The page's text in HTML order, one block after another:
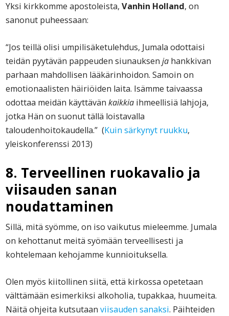
Yksi kirkkomme apostoleista,Vanhin Holland, on
sanonut puheessaan:
“Jos teillä olisi umpilisäketulehdus, Jumala odottaisi
teidän pyytävän pappeuden siunauksenja hankkivan
parhaan mahdollisen lääkärinhoidon. Samoin on
emotionaalisten häiriöiden laita. Isämme taivaassa
odottaa meidän käyttävänkaikkia ihmeellisiä lahjoja,
jotka Hän on suonut tällä loistavalla
taloudenhoitokaudella.” (Kuin särkynyt ruukku,
yleiskonferenssi 2013)
8. Terveellinen ruokavalio ja
viisauden sanan
noudattaminen
Sillä, mitä syömme, on iso vaikutus mieleemme. Jumala
on kehottanut meitä syömään terveellisesti ja
kohtelemaan kehojamme kunnioituksella.
Olen myös kiitollinen siitä, että kirkossa opetetaan
välttämään esimerkiksi alkoholia, tupakkaa, huumeita.
Näitä ohjeita kutsutaanviisauden sanaksi. Päihteiden